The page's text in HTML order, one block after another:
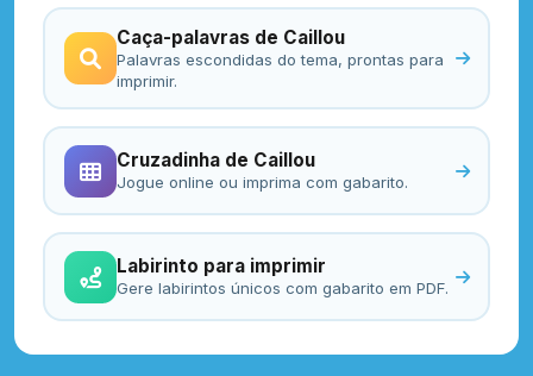
Caça-palavras de Caillou
Palavras escondidas do tema, prontas para
imprimir.
Cruzadinha de Caillou
Jogue online ou imprima com gabarito.
Labirinto para imprimir
Gere labirintos únicos com gabarito em PDF.